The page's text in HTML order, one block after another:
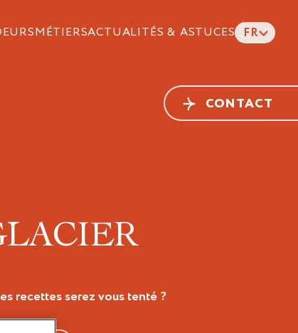
MÉTIERSACTUALITÉS & ASTUCES FR
CONTACT
recettes serez vous tenté ?